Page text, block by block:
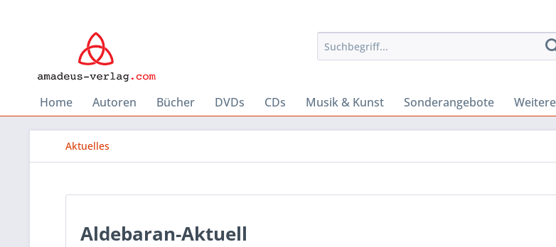
Home Autoren Bücher DVDs CDs Musik & Kunst Sonderangebote
Aktuelles
Aldebaran-Aktuell